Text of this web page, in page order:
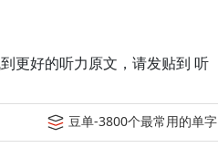
好的听力原文，请发贴到 听
豆单-3800个最常用的单字